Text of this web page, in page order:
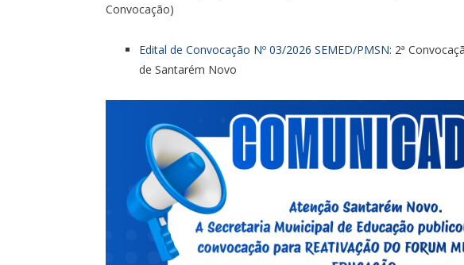
Convocação)
Edital de Convocação Nº 03/2026 SEMED/PMSN: 2ª
de Santarém Novo